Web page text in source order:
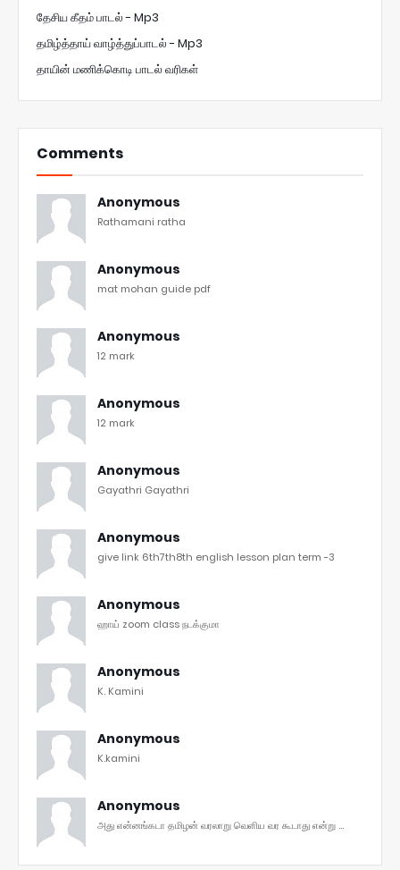
தேசிய கீதம் பாடல் - Mp3
தமிழ்த்தாய் வாழ்த்துப்பாடல் - Mp3
தாயின் மணிக்கொடி பாடல் வரிகள்
Comments
Anonymous
Rathamani ratha
Anonymous
mat mohan guide pdf
Anonymous
12 mark
Anonymous
12 mark
Anonymous
Gayathri Gayathri
Anonymous
give link 6th7th8th english lesson plan term -3
Anonymous
ஹாய் zoom class நடக்குமா
Anonymous
K. Kamini
Anonymous
K.kamini
Anonymous
அது என்னங்கடா தமிழன் வரலாறு வெளிய வர கூடாது என்று ...